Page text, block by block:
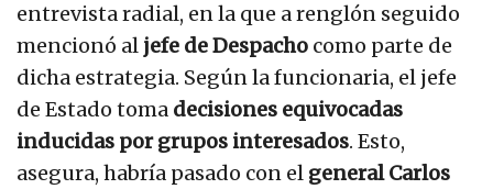
entrevista radial, en la que a renglón seguido
mencionó al jefe de Despacho como parte de
dicha estrategia. Según la funcionaria, el jefe
de Estado toma decisiones equivocadas
inducidas por grupos interesados. Esto,
asegura, habría pasado con el general Carlos